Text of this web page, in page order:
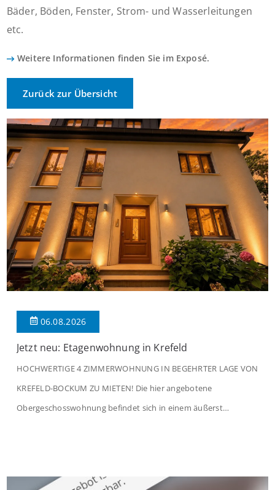
Bäder, Böden, Fenster, Strom- und Wasserleitungen
etc.
Weitere Informationen finden Sie im Exposé.
Zurück zur Übersicht
06.08.2026
Jetzt neu: Etagenwohnung in Krefeld
HOCHWERTIGE 4 ZIMMERWOHNUNG IN BEGEHRTER LAGE VON
KREFELD-BOCKUM ZU MIETEN! Die hier angebotene
Obergeschosswohnung befindet sich in einem äußerst
großzügige Räume und eine hochwertige Ausstattung, die